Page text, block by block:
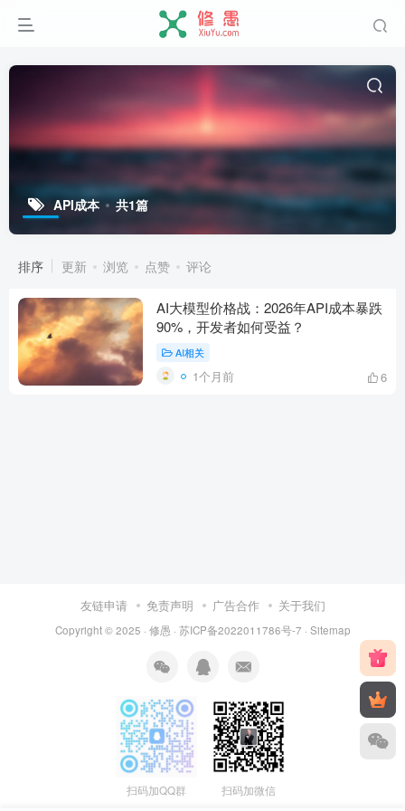
API成本 共1篇
排序 更新 浏览 点赞 评论
AI大模型价格战：2026年API成本暴跌
90%，开发者如何受益？
AI相关
1个月前 6
友链申请 免责声明 广告合作 关于我们
Copyright © 2025 · 修愚 · 苏ICP备2022011786号-7 · Sitemap
扫码加QQ群 扫码加微信